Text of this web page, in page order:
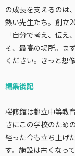
の成長を支えるのは
熱い先生たち。創立
「自分で考え、伝
そ、最高の場所。ま
ください。きっと想
編集後記
桜修館は都立中等教
さにこの学校のため
経った今も立ち上げ
す。施設は古くなっ